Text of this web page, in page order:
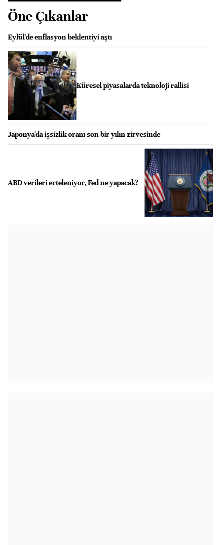
Öne Çıkanlar
Eylül'de enflasyon beklentiyi aştı
Küresel piyasalarda teknoloji rallisi
Japonya'da işsizlik oranı son bir yılın zirvesinde
ABD verileri erteleniyor, Fed ne yapacak?